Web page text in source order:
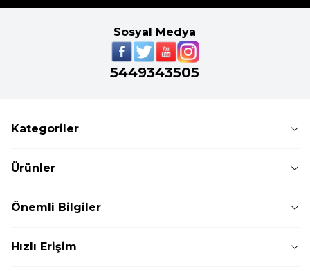
Sosyal Medya
5449343505
Kategoriler
Ürünler
Önemli Bilgiler
Hızlı Erişim